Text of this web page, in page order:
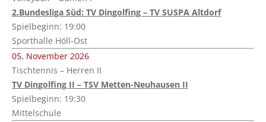
2.Bundesliga Süd: TV Dingolfing – TV SUSPA Altdorf
Spielbeginn: 19:00
Sporthalle Höll-Ost
05. November 2026
Tischtennis – Herren II
TV Dingolfing II – TSV Metten-Neuhausen II
Spielbeginn: 19:30
Mittelschule